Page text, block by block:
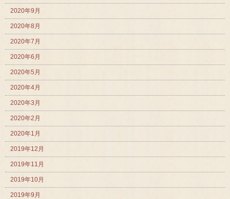
2020年9月
2020年8月
2020年7月
2020年6月
2020年5月
2020年4月
2020年3月
2020年2月
2020年1月
2019年12月
2019年11月
2019年10月
2019年9月